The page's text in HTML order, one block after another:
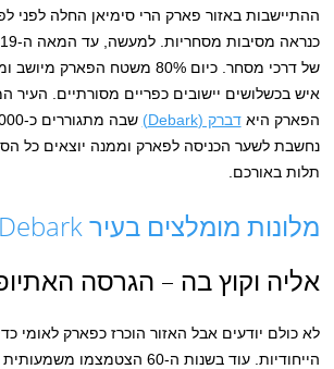
איש בכשלושים יישובים כפריים מסורתיים. העיר
הפארק היאדברק (Debark)
נחשבת לשער הכניסה לפארק וממנה יוצאים כל
תלות באורכם.
מלונות מומלצים בעיר Debark
אליה וקוץ בה – הגרסה
לא כולם יודעים אבל האזור הוכרז כפארק לאומי כדי
הייחודיות. עוד בשנות ה-60